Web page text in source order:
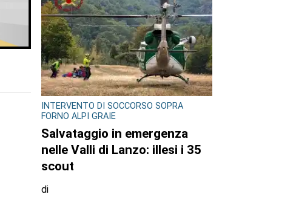
INTERVENTO DI SOCCORSO SOPRA
FORNO ALPI GRAIE
Salvataggio in emergenza
nelle Valli di Lanzo: illesi i 35
scout
di